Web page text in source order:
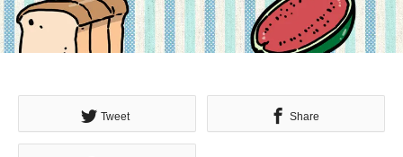
Tweet Share